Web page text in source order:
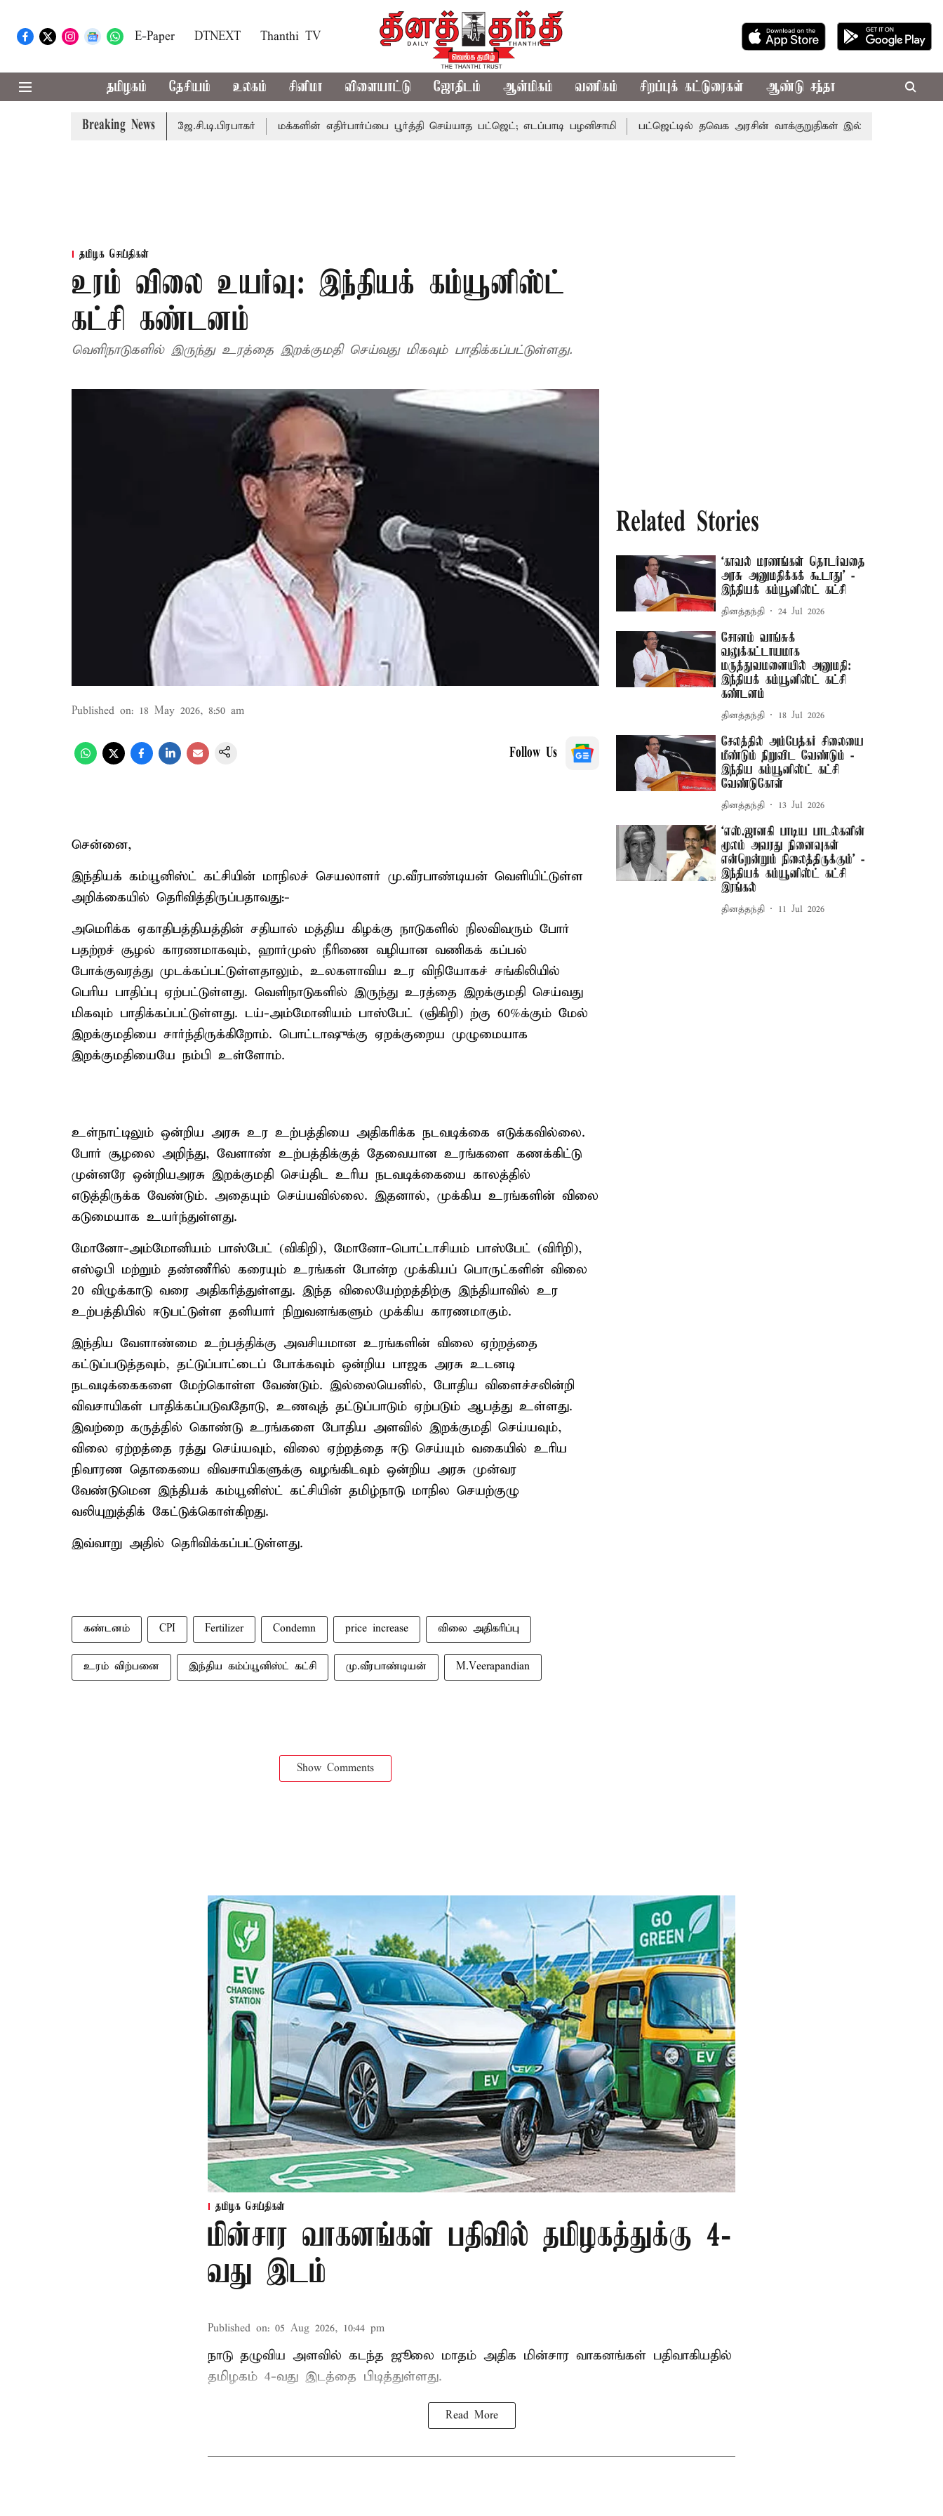
E-Paper DTNEXT Thanthi TV
தமிழகம் தேசியம் உலகம் சினிமா விளையாட்டு ஜோதிடம் ஆன்மிகம் வணிகம் சிறப்புக் கட்டுரைகள் ஆண்டு சந்தா
Breaking News
- சபாநாயகர் ஜே.சி.டி.பிரபாகர் மக்களின் எதிர்பார்ப்பை பூர்த்தி செய்யாத பட்ஜெட்; எடப்பாடி பழனிசாமி பட்ஜெட்டில் தவெக அரசின் வாக்குறுதிகள் இல்லை - எடப்பாடி
தமிழக செய்திகள்
உரம் விலை உயர்வு: இந்தியக் கம்யூனிஸ்ட்
கட்சி கண்டனம்
வெளிநாடுகளில் இருந்து உரத்தை இறக்குமதி செய்வது மிகவும் பாதிக்கப்பட்டுள்ளது.
Published on: 18 May 2026, 8:50 am
Follow Us
சென்னை,
இந்தியக் கம்யூனிஸ்ட் கட்சியின் மாநிலச் செயலாளர் மு.வீரபாண்டியன் வெளியிட்டுள்ள
அறிக்கையில் தெரிவித்திருப்பதாவது:-
அமெரிக்க ஏகாதிபத்தியத்தின் சதியால் மத்திய கிழக்கு நாடுகளில் நிலவிவரும் போர்
பதற்றச் சூழல் காரணமாகவும், ஹார்முஸ் நீரிணை வழியான வணிகக் கப்பல்
போக்குவரத்து முடக்கப்பட்டுள்ளதாலும், உலகளாவிய உர விநியோகச் சங்கிலியில்
பெரிய பாதிப்பு ஏற்பட்டுள்ளது. வெளிநாடுகளில் இருந்து உரத்தை இறக்குமதி செய்வது
மிகவும் பாதிக்கப்பட்டுள்ளது. டய்-அம்மோனியம் பாஸ்பேட் (ஞிகிறி) ற்கு 60%க்கும் மேல்
இறக்குமதியை சார்ந்திருக்கிறோம். பொட்டாஷுக்கு ஏறக்குறைய முழுமையாக
இறக்குமதியையே நம்பி உள்ளோம்.
உள்நாட்டிலும் ஒன்றிய அரசு உர உற்பத்தியை அதிகரிக்க நடவடிக்கை எடுக்கவில்லை.
போர் சூழலை அறிந்து, வேளாண் உற்பத்திக்குத் தேவையான உரங்களை கணக்கிட்டு
முன்னரே ஒன்றியஅரசு இறக்குமதி செய்திட உரிய நடவடிக்கையை காலத்தில்
எடுத்திருக்க வேண்டும். அதையும் செய்யவில்லை. இதனால், முக்கிய உரங்களின் விலை
கடுமையாக உயர்ந்துள்ளது.
மோனோ-அம்மோனியம் பாஸ்பேட் (விகிறி), மோனோ-பொட்டாசியம் பாஸ்பேட் (விரிறி),
எஸ்ஓபி மற்றும் தண்ணீரில் கரையும் உரங்கள் போன்ற முக்கியப் பொருட்களின் விலை
20 விழுக்காடு வரை அதிகரித்துள்ளது. இந்த விலையேற்றத்திற்கு இந்தியாவில் உர
உற்பத்தியில் ஈடுபட்டுள்ள தனியார் நிறுவனங்களும் முக்கிய காரணமாகும்.
இந்திய வேளாண்மை உற்பத்திக்கு அவசியமான உரங்களின் விலை ஏற்றத்தை
கட்டுப்படுத்தவும், தட்டுப்பாட்டைப் போக்கவும் ஒன்றிய பாஜக அரசு உடனடி
நடவடிக்கைகளை மேற்கொள்ள வேண்டும். இல்லையெனில், போதிய விளைச்சலின்றி
விவசாயிகள் பாதிக்கப்படுவதோடு, உணவுத் தட்டுப்பாடும் ஏற்படும் ஆபத்து உள்ளது.
இவற்றை கருத்தில் கொண்டு உரங்களை போதிய அளவில் இறக்குமதி செய்யவும்,
விலை ஏற்றத்தை ரத்து செய்யவும், விலை ஏற்றத்தை ஈடு செய்யும் வகையில் உரிய
நிவாரண தொகையை விவசாயிகளுக்கு வழங்கிடவும் ஒன்றிய அரசு முன்வர
வேண்டுமென இந்தியக் கம்யூனிஸ்ட் கட்சியின் தமிழ்நாடு மாநில செயற்குழு
வலியுறுத்திக் கேட்டுக்கொள்கிறது.
இவ்வாறு அதில் தெரிவிக்கப்பட்டுள்ளது.
கண்டனம் CPI Fertilizer Condemn price increase விலை அதிகரிப்பு
உரம் விற்பனை இந்திய கம்ப்யூனிஸ்ட் கட்சி மு.வீரபாண்டியன் M.Veerapandian
Show Comments
Related Stories
‘காவல் மரணங்கள் தொடர்வதை
அரசு அனுமதிக்கக் கூடாது’ -
இந்தியக் கம்யூனிஸ்ட் கட்சி
தினத்தந்தி 24 Jul 2026
சோனம் வாங்சுக்
வலுக்கட்டாயமாக
மருத்துவமனையில் அனுமதி:
இந்தியக் கம்யூனிஸ்ட் கட்சி
கண்டனம்
தினத்தந்தி 18 Jul 2026
சேலத்தில் அம்பேத்கர் சிலையை
மீண்டும் நிறுவிட வேண்டும் -
இந்திய கம்யூனிஸ்ட் கட்சி
வேண்டுகோள்
தினத்தந்தி 13 Jul 2026
‘எஸ்.ஜானகி பாடிய பாடல்களின்
மூலம் அவரது நினைவுகள்
என்றென்றும் நிலைத்திருக்கும்’ -
இந்தியக் கம்யூனிஸ்ட் கட்சி
இரங்கல்
தினத்தந்தி 11 Jul 2026
தமிழக செய்திகள்
மின்சார வாகனங்கள் பதிவில் தமிழகத்துக்கு 4-
வது இடம்
Published on: 05 Aug 2026, 10:44 pm
நாடு தழுவிய அளவில் கடந்த ஜூலை மாதம் அதிக மின்சார வாகனங்கள் பதிவாகியதில்
தமிழகம் 4-வது இடத்தை பிடித்துள்ளது.
Read More